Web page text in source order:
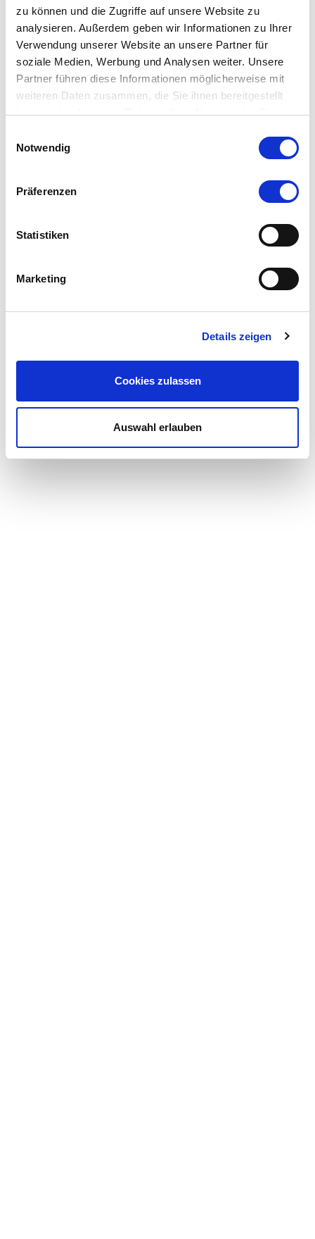
zu können und die Zugriffe auf unsere Website zu
analysieren. Außerdem geben wir Informationen zu Ihrer
Verwendung unserer Website an unsere Partner für
soziale Medien, Werbung und Analysen weiter. Unsere
Partner führen diese Informationen möglicherweise mit
weiteren Daten zusammen, die Sie ihnen bereitgestellt
haben oder die sie im Rahmen Ihrer Nutzung der Dienste
Notwendig
Präferenzen
Statistiken
Marketing
Details zeigen
Cookies zulassen
Auswahl erlauben